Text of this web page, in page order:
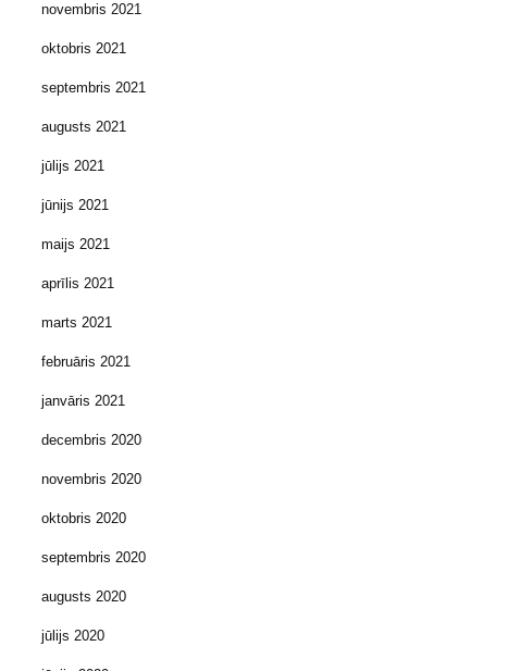
novembris 2021
oktobris 2021
septembris 2021
augusts 2021
jūlijs 2021
jūnijs 2021
maijs 2021
aprīlis 2021
marts 2021
februāris 2021
janvāris 2021
decembris 2020
novembris 2020
oktobris 2020
septembris 2020
augusts 2020
jūlijs 2020